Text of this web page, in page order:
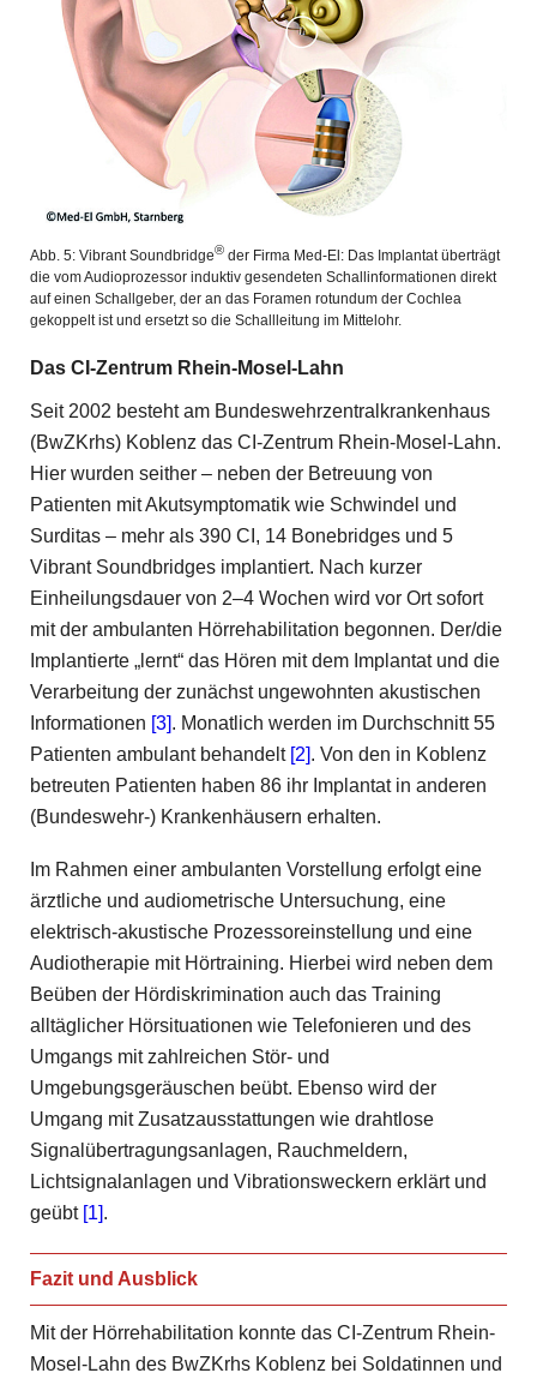
Abb. 5: Vibrant Soundbridge® der Firma Med-El: Das Implantat überträgt
die vom Audioprozessor induktiv gesendeten Schallinformationen direkt
auf einen Schallgeber, der an das Foramen rotundum der Cochlea
gekoppelt ist und ersetzt so die Schallleitung im Mittelohr.
Das CI-Zentrum Rhein-Mosel-Lahn
Seit 2002 besteht am Bundeswehrzentralkrankenhaus
(BwZKrhs) Koblenz das CI-Zentrum Rhein-Mosel-Lahn.
Hier wurden seither – neben der Betreuung von
Patienten mit Akutsymptomatik wie Schwindel und
Surditas – mehr als 390 CI, 14 Bonebridges und 5
Vibrant Soundbridges implantiert. Nach kurzer
Einheilungsdauer von 2–4 Wochen wird vor Ort sofort
mit der ambulanten Hörrehabilitation begonnen. Der/die
Implantierte „lernt“ das Hören mit dem Implantat und die
Verarbeitung der zunächst ungewohnten akustischen
Informationen [3]. Monatlich werden im Durchschnitt 55
Patienten ambulant behandelt [2]. Von den in Koblenz
betreuten Patienten haben 86 ihr Implantat in anderen
(Bundeswehr-) Krankenhäusern erhalten.
Im Rahmen einer ambulanten Vorstellung erfolgt eine
ärztliche und audiometrische Untersuchung, eine
elektrisch-akustische Prozessoreinstellung und eine
Audiotherapie mit Hörtraining. Hierbei wird neben dem
Beüben der Hördiskrimination auch das Training
alltäglicher Hörsituationen wie Telefonieren und des
Umgangs mit zahlreichen Stör- und
Umgebungsgeräuschen beübt. Ebenso wird der
Umgang mit Zusatzausstattungen wie drahtlose
Signalübertragungsanlagen, Rauchmeldern,
Lichtsignalanlagen und Vibrationsweckern erklärt und
geübt [1].
Fazit und Ausblick
Mit der Hörrehabilitation konnte das CI-Zentrum Rhein-
Mosel-Lahn des BwZKrhs Koblenz bei Soldatinnen und